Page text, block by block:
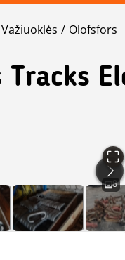
Olofsfors
Tracks
8